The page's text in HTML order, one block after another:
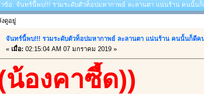
ข้อ: จันทร์นี้พบ!!! รวมระดับตัวท็อปมหากาพย์ ละลานตา แน่นร้าน คนนั้น
ดูอยู่
จันทร์นี้พบ!!! รวมระดับตัวท็อปมหากาพย์ ละลานตา แน่นร้าน คนนั้นก็ดีค
« เมื่อ: 02:15:04 AM 07 มกราคม 2019 »
น้องคาซี้ด))